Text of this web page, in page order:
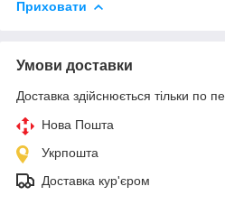
Приховати
Умови доставки
Доставка здійснюється тільки по
Нова Пошта
Укрпошта
Доставка кур'єром